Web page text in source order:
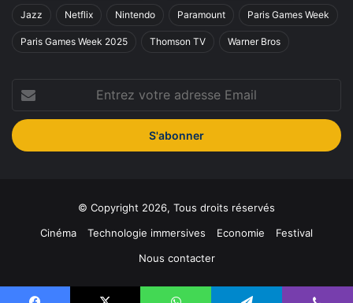
Jazz Netflix Nintendo Paramount Paris Games Week
Paris Games Week 2025 Thomson TV Warner Bros
votre
adresse
Email
© Copyright 2026, Tous droits réservés
Cinéma
Technologie immersives Economie
Festival
Nous contacter